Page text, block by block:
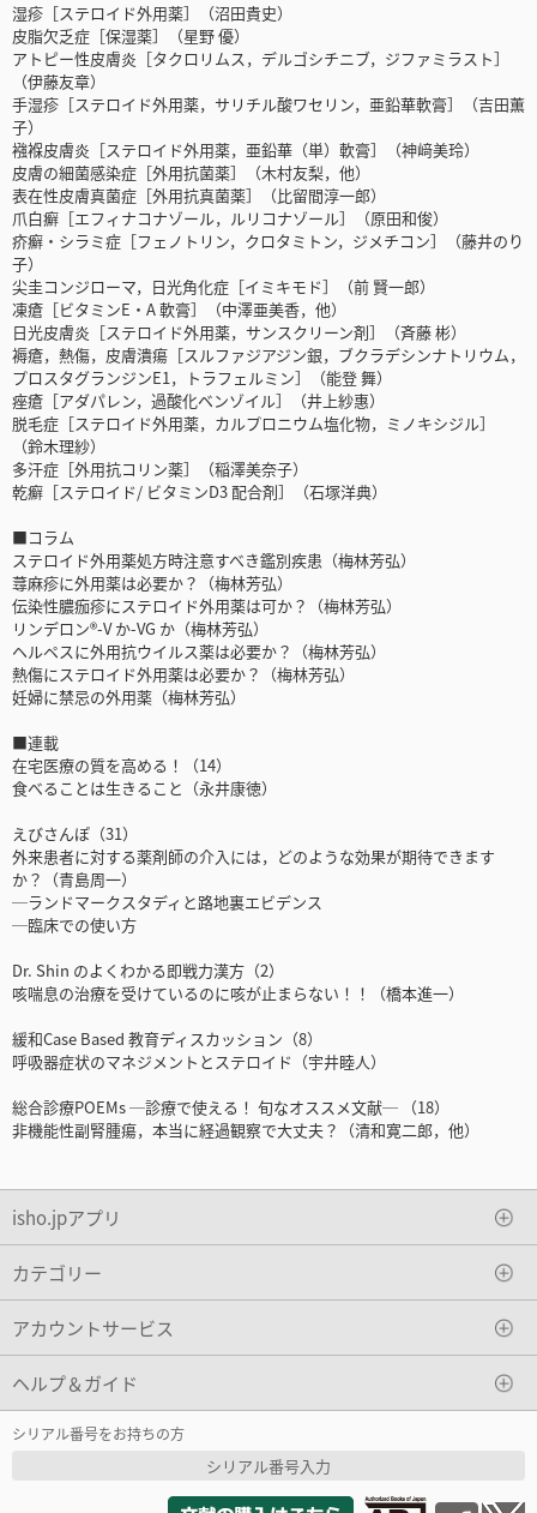
湿疹［ステロイド外用薬］（沼田貴史）
皮脂欠乏症［保湿薬］（星野 優）
アトピー性皮膚炎［タクロリムス，デルゴシチニブ，ジファミラスト］
（伊藤友章）
手湿疹［ステロイド外用薬，サリチル酸ワセリン，亜鉛華軟膏］（吉田薫
子）
襁褓皮膚炎［ステロイド外用薬，亜鉛華（単）軟膏］（神﨑美玲）
皮膚の細菌感染症［外用抗菌薬］（木村友梨，他）
表在性皮膚真菌症［外用抗真菌薬］（比留間淳一郎）
爪白癬［エフィナコナゾール，ルリコナゾール］（原田和俊）
疥癬・シラミ症［フェノトリン，クロタミトン，ジメチコン］（藤井のり
子）
尖圭コンジローマ，日光角化症［イミキモド］（前 賢一郎）
凍瘡［ビタミンE・A 軟膏］（中澤亜美香，他）
日光皮膚炎［ステロイド外用薬，サンスクリーン剤］（斉藤 彬）
褥瘡，熱傷，皮膚潰瘍［スルファジアジン銀，ブクラデシンナトリウム，
プロスタグランジンE1，トラフェルミン］（能登 舞）
痤瘡［アダパレン，過酸化ベンゾイル］（井上紗惠）
脱毛症［ステロイド外用薬，カルプロニウム塩化物，ミノキシジル］
（鈴木理紗）
多汗症［外用抗コリン薬］（稲澤美奈子）
乾癬［ステロイド/ ビタミンD3 配合剤］（石塚洋典）
■コラム
ステロイド外用薬処方時注意すべき鑑別疾患（梅林芳弘）
蕁麻疹に外用薬は必要か？（梅林芳弘）
伝染性膿痂疹にステロイド外用薬は可か？（梅林芳弘）
リンデロン®-V か-VG か（梅林芳弘）
ヘルペスに外用抗ウイルス薬は必要か？（梅林芳弘）
熱傷にステロイド外用薬は必要か？（梅林芳弘）
妊婦に禁忌の外用薬（梅林芳弘）
■連載
在宅医療の質を高める！（14）
食べることは生きること（永井康徳）
えびさんぽ（31）
外来患者に対する薬剤師の介入には，どのような効果が期待できます
か？（青島周一）
─ランドマークスタディと路地裏エビデンス
─臨床での使い方
Dr. Shin のよくわかる即戦力漢方（2）
咳喘息の治療を受けているのに咳が止まらない！！（橋本進一）
緩和Case Based 教育ディスカッション（8）
呼吸器症状のマネジメントとステロイド（宇井睦人）
総合診療POEMs ─診療で使える！ 旬なオススメ文献─ （18）
非機能性副腎腫瘍，本当に経過観察で大丈夫？（清和寛二郎，他）
isho.jpアプリ
カテゴリー
アカウントサービス
ヘルプ＆ガイド
シリアル番号をお持ちの方
シリアル番号入力